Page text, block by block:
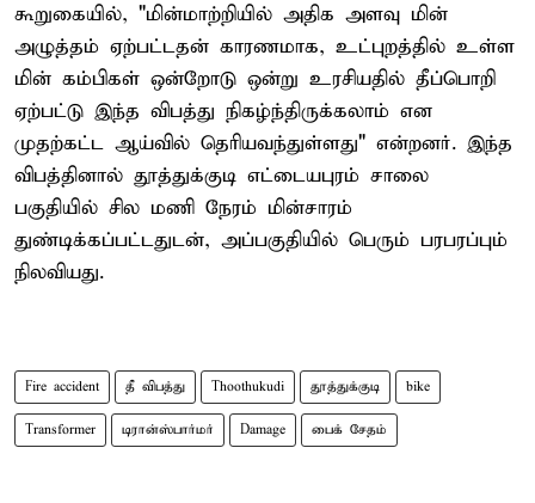
கூறுகையில், "மின்மாற்றியில் அதிக அளவு மின்
அழுத்தம் ஏற்பட்டதன் காரணமாக, உட்புறத்தில் உள்ள
மின் கம்பிகள் ஒன்றோடு ஒன்று உரசியதில் தீப்பொறி
ஏற்பட்டு இந்த விபத்து நிகழ்ந்திருக்கலாம் என
முதற்கட்ட ஆய்வில் தெரியவந்துள்ளது" என்றனர். இந்த
விபத்தினால் தூத்துக்குடி எட்டையபுரம் சாலை
பகுதியில் சில மணி நேரம் மின்சாரம்
துண்டிக்கப்பட்டதுடன், அப்பகுதியில் பெரும் பரபரப்பும்
நிலவியது.
Fire accident தீ விபத்து Thoothukudi தூத்துக்குடி bike
Transformer டிரான்ஸ்பார்மர் Damage பைக் சேதம்